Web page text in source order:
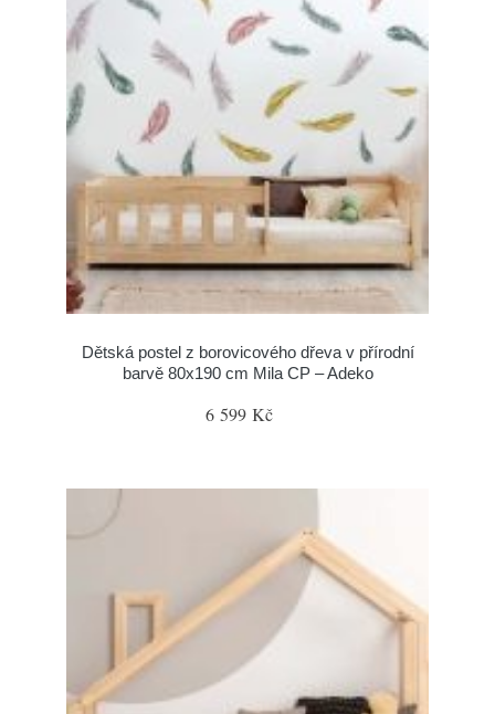
Dětská postel z borovicového dřeva v přírodní
barvě 80x190 cm Mila CP – Adeko
6 599 Kč